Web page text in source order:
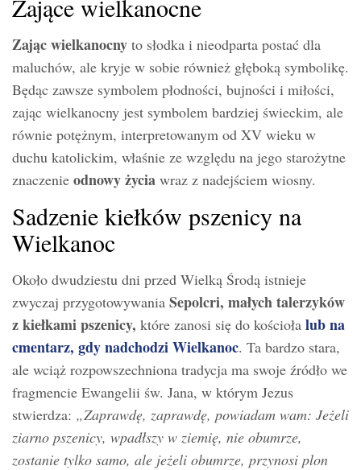
Zające wielkanocne
Zając wielkanocny to słodka i nieodparta postać dla
maluchów, ale kryje w sobie również głęboką symbolikę.
Będąc zawsze symbolem płodności, bujności i miłości,
zając wielkanocny jest symbolem bardziej świeckim, ale
równie potężnym, interpretowanym od XV wieku w
duchu katolickim, właśnie ze względu na jego starożytne
znaczenie odnowy życia wraz z nadejściem wiosny.
Sadzenie kiełków pszenicy na
Wielkanoc
Około dwudziestu dni przed Wielką Środą istnieje
zwyczaj przygotowywania Sepolcri, małych talerzyków
z kiełkami pszenicy, które zanosi się do kościoła lub na
cmentarz, gdy nadchodzi Wielkanoc. Ta bardzo stara,
ale wciąż rozpowszechniona tradycja ma swoje źródło we
fragmencie Ewangelii św. Jana, w którym Jezus
stwierdza: „Zaprawdę, zaprawdę, powiadam wam: Jeżeli
ziarno pszenicy, wpadłszy w ziemię, nie obumrze,
zostanie tylko samo, ale jeżeli obumrze, przynosi plon